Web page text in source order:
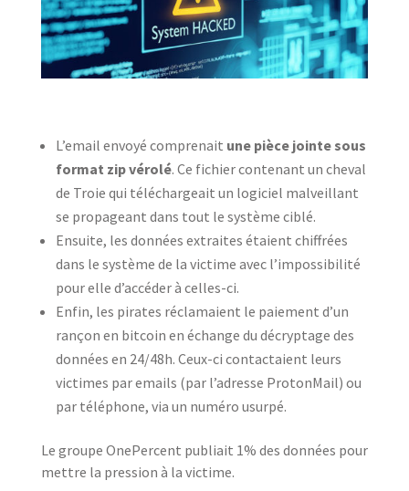
L’email envoyé comprenait une pièce jointe sous
format zip vérolé. Ce fichier contenant un cheval
de Troie qui téléchargeait un logiciel malveillant
se propageant dans tout le système ciblé.
Ensuite, les données extraites étaient chiffrées
dans le système de la victime avec l’impossibilité
pour elle d’accéder à celles-ci.
Enfin, les pirates réclamaient le paiement d’un
rançon en bitcoin en échange du décryptage des
données en 24/48h. Ceux-ci contactaient leurs
victimes par emails (par l’adresse ProtonMail) ou
par téléphone, via un numéro usurpé.
Le groupe OnePercent publiait 1% des données pour
mettre la pression à la victime.